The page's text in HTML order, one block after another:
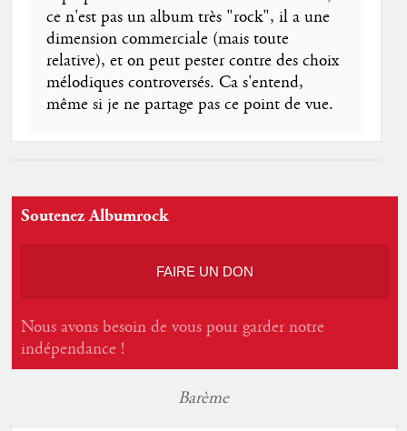
ce n'est pas un album très "rock", il a une
dimension commerciale (mais toute
relative), et on peut pester contre des choix
mélodiques controversés. Ca s'entend,
même si je ne partage pas ce point de vue.
Soutenez Albumrock
FAIRE UN DON
Nous avons besoin de vous pour garder notre
indépendance !
Barème